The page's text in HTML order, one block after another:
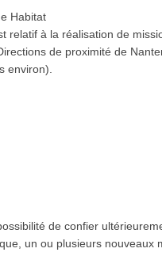
Habitat
relatif à la réalisation de
de proximité de
environ).
de confier
un ou plusieurs nouveaux